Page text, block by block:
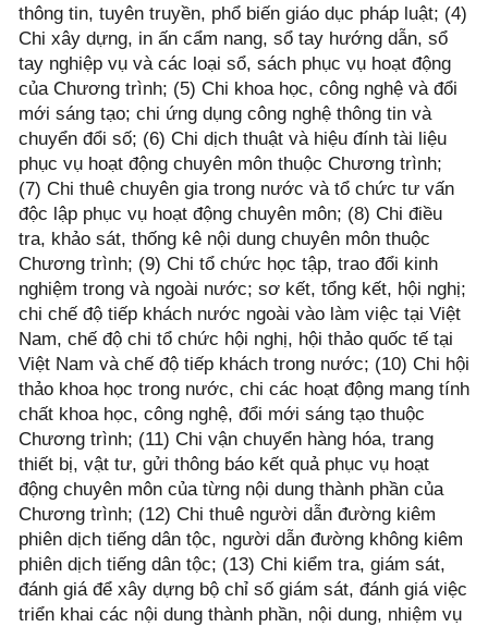
thông tin, tuyên truyền, phổ biến giáo dục pháp luật; (4)
Chi xây dựng, in ấn cẩm nang, sổ tay hướng dẫn, sổ
tay nghiệp vụ và các loại sổ, sách phục vụ hoạt động
của Chương trình; (5) Chi khoa học, công nghệ và đổi
mới sáng tạo; chi ứng dụng công nghệ thông tin và
chuyển đổi số; (6) Chi dịch thuật và hiệu đính tài liệu
phục vụ hoạt động chuyên môn thuộc Chương trình;
(7) Chi thuê chuyên gia trong nước và tổ chức tư vấn
độc lập phục vụ hoạt động chuyên môn; (8) Chi điều
tra, khảo sát, thống kê nội dung chuyên môn thuộc
Chương trình; (9) Chi tổ chức học tập, trao đổi kinh
nghiệm trong và ngoài nước; sơ kết, tổng kết, hội nghị;
chi chế độ tiếp khách nước ngoài vào làm việc tại Việt
Nam, chế độ chi tổ chức hội nghị, hội thảo quốc tế tại
Việt Nam và chế độ tiếp khách trong nước; (10) Chi hội
thảo khoa học trong nước, chi các hoạt động mang tính
chất khoa học, công nghệ, đổi mới sáng tạo thuộc
Chương trình; (11) Chi vận chuyển hàng hóa, trang
thiết bị, vật tư, gửi thông báo kết quả phục vụ hoạt
động chuyên môn của từng nội dung thành phần của
Chương trình; (12) Chi thuê người dẫn đường kiêm
phiên dịch tiếng dân tộc, người dẫn đường không kiêm
phiên dịch tiếng dân tộc; (13) Chi kiểm tra, giám sát,
đánh giá để xây dựng bộ chỉ số giám sát, đánh giá việc
triển khai các nội dung thành phần, nội dung, nhiệm vụ